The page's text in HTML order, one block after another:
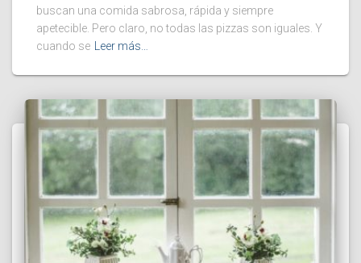
buscan una comida sabrosa, rápida y siempre
apetecible. Pero claro, no todas las pizzas son iguales. Y
cuando se
Leer más…